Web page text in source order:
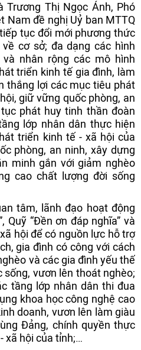
Trương Thị Ngọc Ánh, Phó
Nam đề nghị Uỷ ban MTTQ
tục đổi mới phương thức
cơ sở; đa dạng các hình
nhân rộng các mô hình
triển kinh tế gia đình, làm
thắng lợi các mục tiêu phát
giữ vững quốc phòng, an
phát huy tinh thần đoàn
lớp nhân dân thực hiện
triển kinh tế - xã hội của
phòng, an ninh, xây dựng
minh gắn với giảm nghèo
cao chất lượng đời sống
tâm, lãnh đạo hoạt động
Quỹ “Đền ơn đáp nghĩa” và
hội để có nguồn lực hỗ trợ
gia đình có công với cách
và các gia đình yếu thế
sống, vươn lên thoát nghèo;
tầng lớp nhân dân thi đua
khoa học công nghệ cao
doanh, vươn lên làm giàu
Đảng, chính quyền thực
xã hội của tỉnh;…